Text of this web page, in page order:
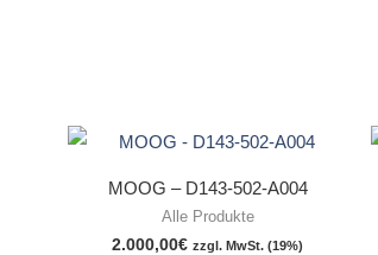
MOOG – D143-502-A004
Alle Produkte
2.000,00€ zzgl. MwSt. (19%)